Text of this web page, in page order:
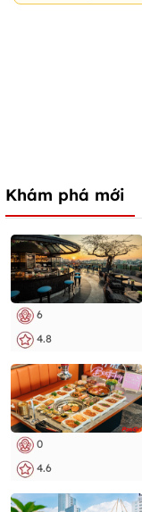
Khám phá mới
6
4.8
0
4.6